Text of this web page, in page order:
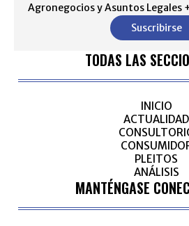
Agronegocios y Asuntos Legales
Suscribirse
TODAS LAS
INICIO
ACTUALIDAD
PLEITOS
ANÁLISIS
MANTÉNGASE